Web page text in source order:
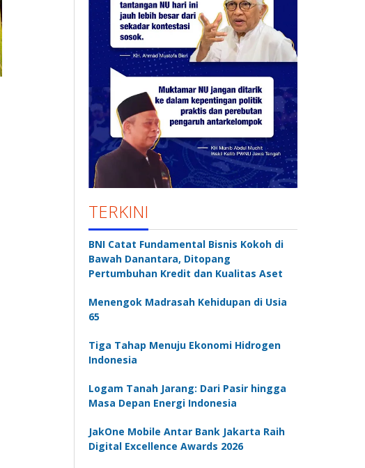
TERKINI
BNI Catat Fundamental Bisnis Kokoh di
Bawah Danantara, Ditopang
Pertumbuhan Kredit dan Kualitas Aset
Menengok Madrasah Kehidupan di Usia
65
Tiga Tahap Menuju Ekonomi Hidrogen
Indonesia
Logam Tanah Jarang: Dari Pasir hingga
Masa Depan Energi Indonesia
JakOne Mobile Antar Bank Jakarta Raih
Digital Excellence Awards 2026